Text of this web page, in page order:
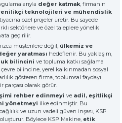
Parça Yıkama Makineleri
Makineleri
tüm içerik ve görseller
hukuki yaptırıma tabidir.
değer katmak, firmanın
teknolojileri ve mühendislik
özel projeler üretir. Bu sayede
sektörlere ve özel taleplere yönelik
geçirilir.
müşterilere değil, ülkemiz ve
yaratması hedeflenir. Bu yaklaşım,
bilincini ve topluma katkı sağlama
bilincine, yerel kalkınmadan sosyal
gösteren firma, toplumsal faydayı
parçası olarak görür.
rehber edinmeyi ve adil, eşitlikçi
yönetmeyi ilke edinmiştir. Bu
ve uzun vadeli güven inşası, KSP
Böylece KSP Makine, etik